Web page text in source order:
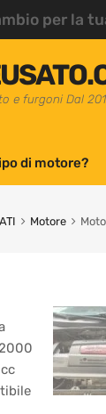
per la
e furgoni Dal
di motore?
Motore